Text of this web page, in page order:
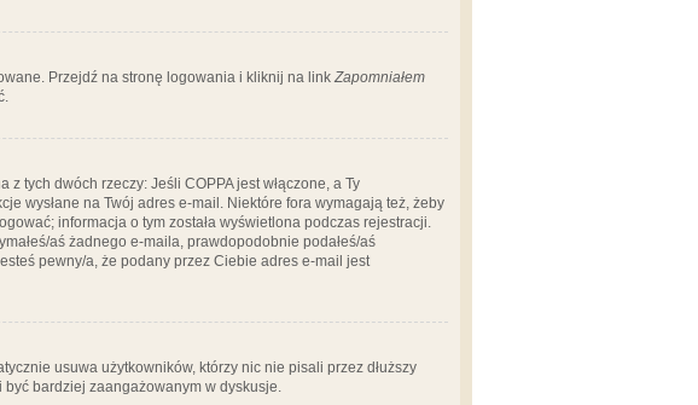
Przejdź na stronę logowania i kliknij na link Zapomniałem
tych dwóch rzeczy: Jeśli COPPA jest włączone, a Ty
wysłane na Twój adres e-mail. Niektóre fora wymagają też, żeby
informacja o tym została wyświetlona podczas rejestracji.
aś żadnego e-maila, prawdopodobnie podałeś/aś
pewny/a, że podany przez Ciebie adres e-mail jest
usuwa użytkowników, którzy nic nie pisali przez dłuższy
bardziej zaangażowanym w dyskusje.